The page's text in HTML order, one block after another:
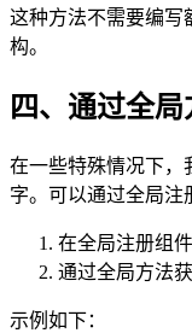
这种方法不需要编写
构。
四、通过全
在一些特殊情况下，
字。可以通过全局注
在全局注册组
通过全局方法
示例如下：